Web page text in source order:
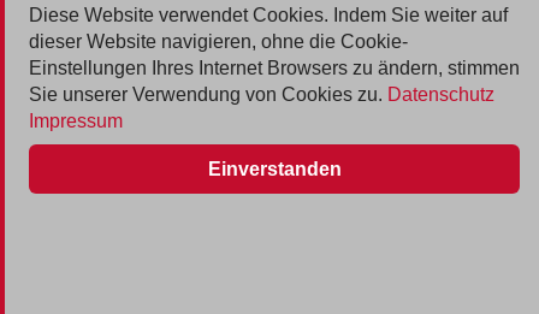
© 2026 Deutsche Jobmarkt GmbH
Inserieren
Kontakt
AGB
Diese Website verwendet Cookies. Indem Sie weiter auf
dieser Website navigieren, ohne die Cookie-
Einstellungen Ihres Internet Browsers zu ändern, stimmen
Sie unserer Verwendung von Cookies zu. Datenschutz
Impressum
Einverstanden